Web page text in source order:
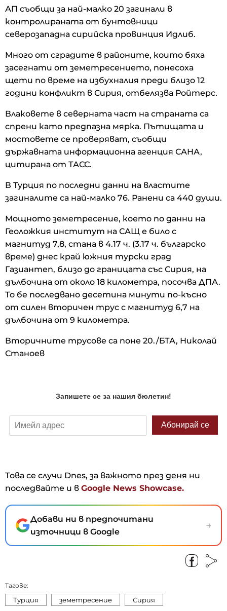
АП съобщи за най-малко 20 загинали в
контролираната от бунтовници
северозападна сирийска провинция Идлиб.
Много от сградите в районите, които бяха
засегнати от земетресението, понесоха
щети по време на избухналия преди близо 12
години конфликт в Сирия, отбелязва Ройтерс.
Влаковете в северната част на страната са
спрени като предпазна мярка. Пътищата и
мостовете се проверяват, съобщи
държавната информационна агенция САНА,
цитирана от ТАСС.
В Турция по последни данни на властите
загиналите са най-малко 76. Ранени са 440 души.
Мощното земетресение, което по данни на
Геоложкия институт на САЩ е било с
магнитуд 7,8, стана в 4.17 ч. (3.17 ч. българско
време) днес край южния турски град
Газиантеп, близо до границата със Сирия, на
дълбочина от около 18 километра, посочва ДПА.
То бе последвано десетина минути по-късно
от силен вторичен трус с магнитуд 6,7 на
дълбочина от 9 километра.
Вторичните трусове са поне 20./БТА, Николай
Станоев
Това се случи Dnes, за важното през деня ни
последвайте и в Google News Showcase.
Добави ни в предпочитани
източници в Google
→
Тагове:
Турция земетресение Сирия